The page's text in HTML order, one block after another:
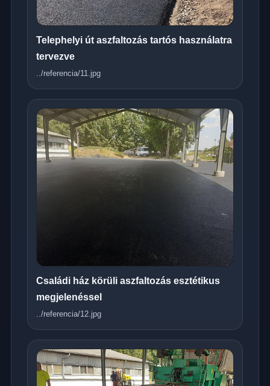
Telephelyi út aszfaltozás tartós használatra
tervezve
../referencia/11.jpg
Családi ház körüli aszfaltozás esztétikus
megjelenéssel
../referencia/12.jpg